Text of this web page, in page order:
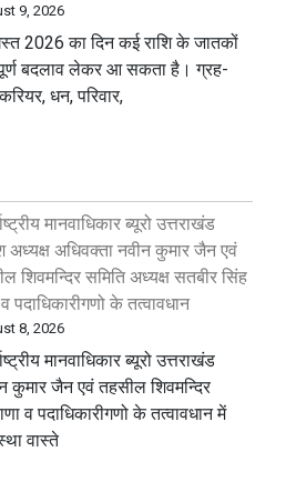
9, 2026
2026 का दिन कई राशि के जातकों
बदलाव लेकर आ सकता है। ग्रह-
धन, परिवार,
मानवाधिकार ब्यूरो उत्तराखंड
अध्यक्ष अधिवक्ता नवीन कुमार जैन एवं
शिवमन्दिर समिति अध्यक्ष सतबीर सिंह
व पदाधिकारीगणो के तत्वावधान
8, 2026
मानवाधिकार ब्यूरो उत्तराखंड
कुमार जैन एवं तहसील शिवमन्दिर
व पदाधिकारीगणो के तत्वावधान में
वास्ते